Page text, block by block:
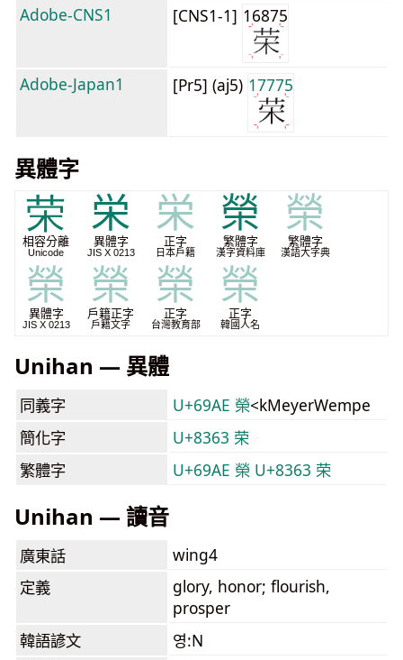
Adobe-CNS1
[CNS1-1] 16875
Adobe-Japan1 [Pr5] (aj5) 17775
異體字
荣
相容分離
Unicode
栄
異體字
JIS X 0213
栄
正字
日本戶籍
榮
繁體字
漢字資料庫
榮
繁體字
漢語大字典
榮
異體字
JIS X 0213
榮
戶籍正字
戶籍文字
榮
正字
台灣教育部
榮
正字
韓國人名
Unihan — 異體
同義字 U+69AE 榮<kMeyerWempe
簡化字
U+8363 荣
繁體字
U+69AE 榮 U+8363 荣
Unihan — 讀音
廣東話
wing4
定義
glory, honor; flourish,
prosper
韓語諺文
영:N